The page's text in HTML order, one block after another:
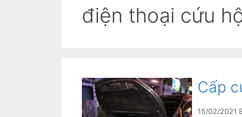
điện thoại cứu
Cấp
15/02/2021